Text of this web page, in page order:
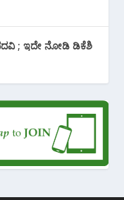
; ಇದೇ ನೋಡಿ‌ ಡಿಕೆಶಿ